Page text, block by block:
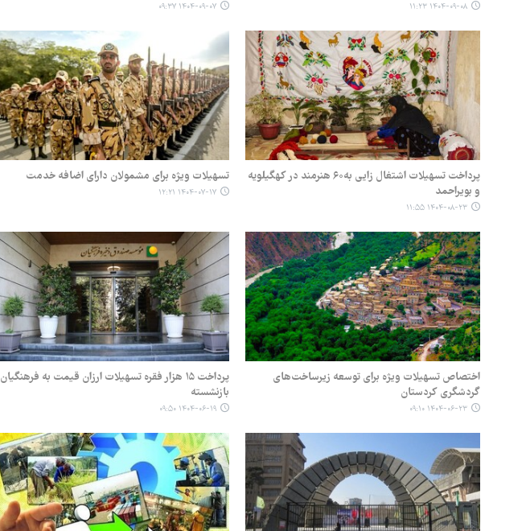
۱۴۰۴-۰۹-۰۸ ۱۱:۲۳ ۱۴۰۴-۰۹-۰۷ ۰۹:۳۷
پرداخت تسهیلات اشتغال زایی به۶۰ هنرمند در کهگیلویه
و بویراحمد
۱۴۰۴-۰۸-۲۳ ۱۱:۵۵
تسهیلات ویژه برای مشمولان دارای اضافه خدمت
۱۴۰۴-۰۷-۱۷ ۱۲:۲۱
اختصاص تسهیلات ویژه برای توسعه زیرساخت‌های
گردشگری کردستان
۱۴۰۴-۰۶-۲۳ ۰۹:۱۰
پرداخت ۱۵ هزار فقره تسهیلات ارزان قیمت به فرهنگیان
بازنشسته
۱۴۰۴-۰۶-۱۹ ۰۹:۵۰